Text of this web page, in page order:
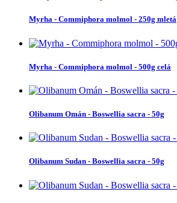
Myrha - Commiphora molmol - 250g mletá
Myrha - Commiphora molmol - 500g celá
Olibanum Omán - Boswellia sacra - 50g
Olibanum Sudan - Boswellia sacra - 50g